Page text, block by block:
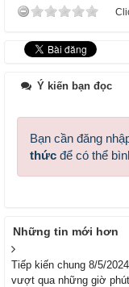
Ý kiến bạn đọc
Bạn cần đăng
thức để có thể
Những tin mới hơn
Tiếp kiến chung 8/5/
vượt qua những giờ